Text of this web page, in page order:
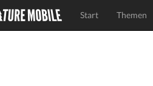
Start Themen